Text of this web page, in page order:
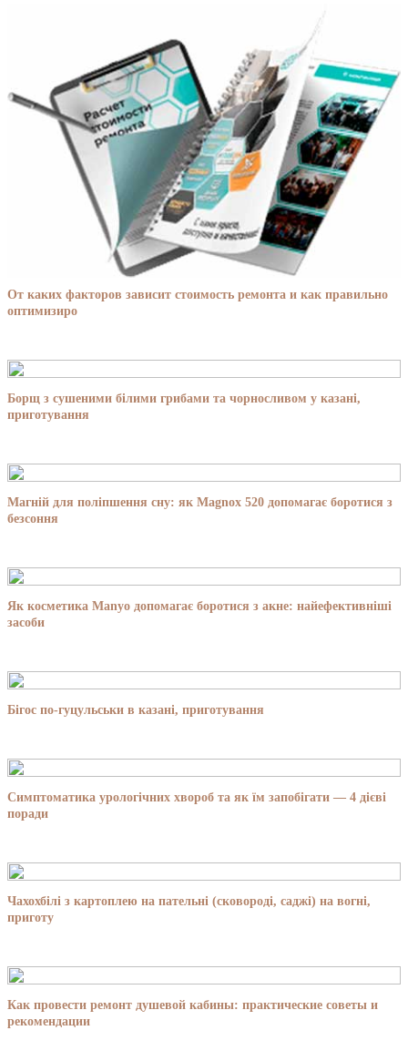
От каких факторов зависит стоимость ремонта и как правильно
оптимизиро
Борщ з сушеними білими грибами та чорносливом у казані,
приготування
Магній для поліпшення сну: як Magnox 520 допомагає боротися з
безсоння
Як косметика Manyo допомагає боротися з акне: найефективніші
засоби
Бігос по-гуцульськи в казані, приготування
Симптоматика урологічних хвороб та як їм запобігати — 4 дієві
поради
Чахохбілі з картоплею на пательні (сковороді, саджі) на вогні,
приготу
Как провести ремонт душевой кабины: практические советы и
рекомендации